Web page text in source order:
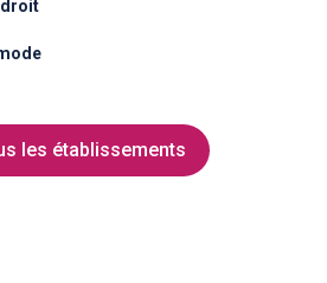
droit
les établissements